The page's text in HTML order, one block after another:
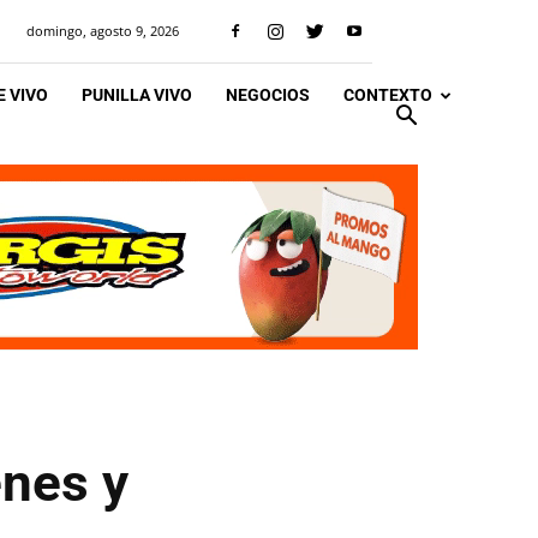
domingo, agosto 9, 2026
VIVO PUNILLA VIVO NEGOCIOS CONTEXTO
y